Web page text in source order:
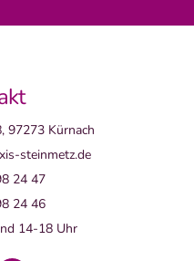
97273 Kürnach
steinmetz.de
24 47
24 46
14-18 Uhr